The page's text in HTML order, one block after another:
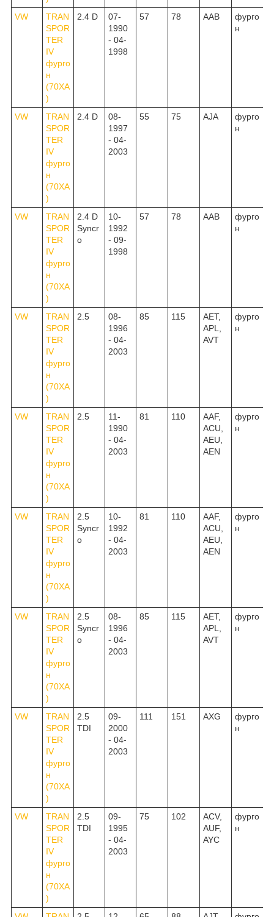
VW
TRAN
SPOR
TER
IV
фурго
н
(70XA
)
2.4 D
07-
1990
- 04-
1998
57 78 AAB
фурго
н
VW
TRAN
SPOR
TER
IV
фурго
н
(70XA
)
2.4 D
08-
1997
- 04-
2003
55 75 AJA
фурго
н
VW
TRAN
SPOR
TER
IV
фурго
н
(70XA
)
2.4 D
Syncr
o
10-
1992
- 09-
1998
57 78 AAB
фурго
н
VW
TRAN
SPOR
TER
IV
фурго
н
(70XA
)
2.5
08-
1996
- 04-
2003
85 115
AET,
APL,
AVT
фурго
н
VW
TRAN
SPOR
TER
IV
фурго
н
(70XA
)
2.5
11-
1990
- 04-
2003
81 110
AAF,
ACU,
AEU,
AEN
фурго
н
VW
TRAN
SPOR
TER
IV
фурго
н
(70XA
)
2.5
Syncr
o
10-
1992
- 04-
2003
81 110
AAF,
ACU,
AEU,
AEN
фурго
н
VW
TRAN
SPOR
TER
IV
фурго
н
(70XA
)
2.5
Syncr
o
08-
1996
- 04-
2003
85 115
AET,
APL,
AVT
фурго
н
VW
TRAN
SPOR
TER
IV
фурго
н
(70XA
)
2.5
TDI
09-
2000
- 04-
2003
111 151 AXG
фурго
н
VW
TRAN
SPOR
TER
IV
фурго
н
(70XA
)
2.5
TDI
09-
1995
- 04-
2003
75 102
ACV,
AUF,
AYC
фурго
н